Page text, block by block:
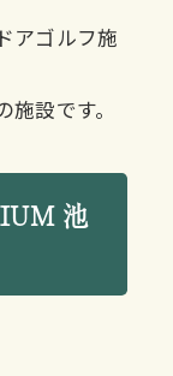
アゴルフ施
設です。
池